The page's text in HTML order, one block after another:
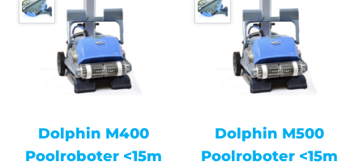
Dolphin M400
Poolroboter <15m
Dolphin M500
Poolroboter <15m